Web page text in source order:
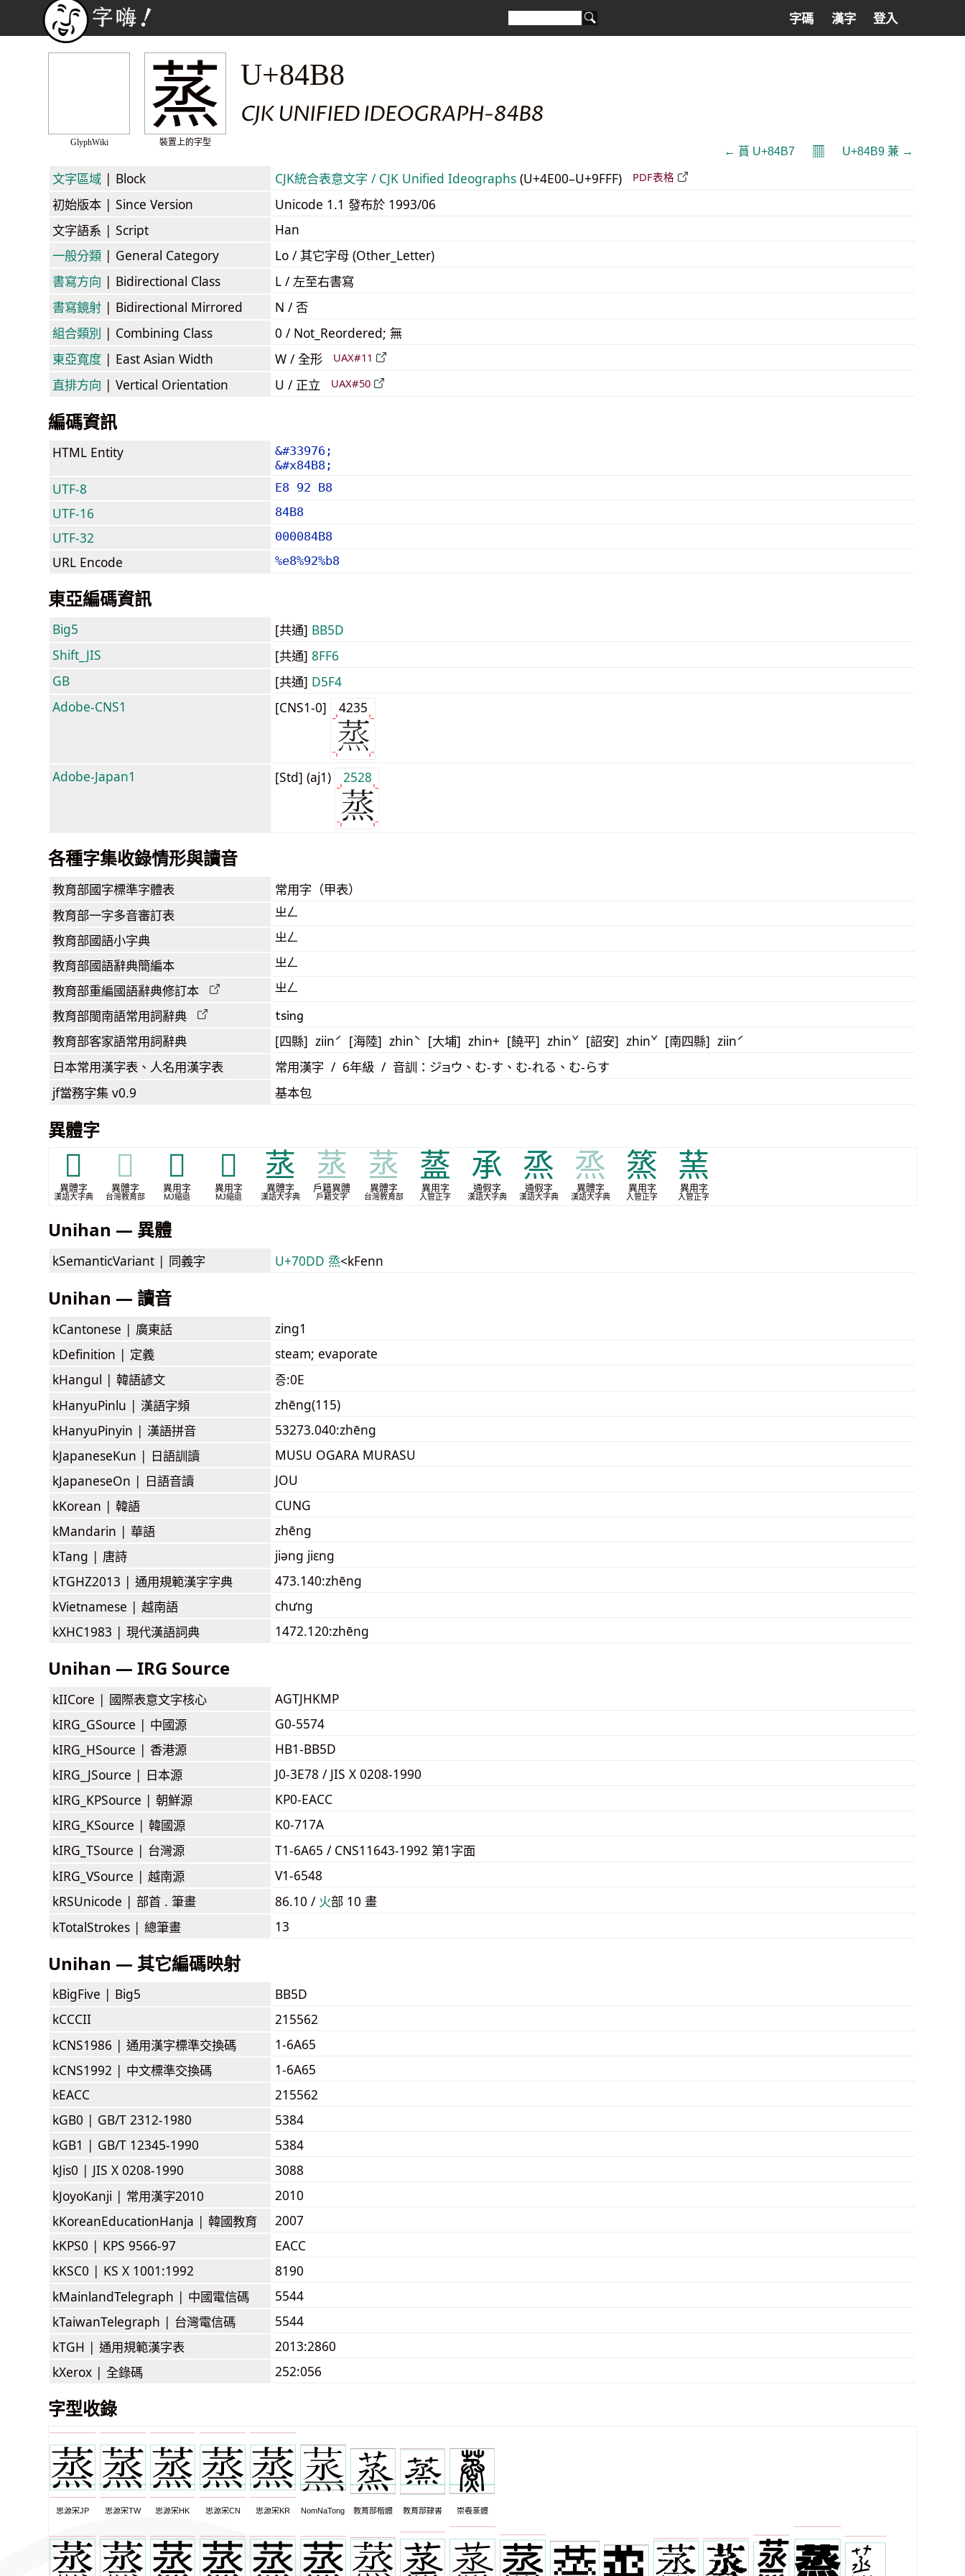
字碼 漢字 登入
GlyphWiki
蒸
裝置上的字型
U+84B8
CJK UNIFIED IDEOGRAPH-84B8
← 蒷 U+84B7 𝄜 U+84B9 蒹 →
文字區域 | Block CJK統合表意文字 / CJK Unified Ideographs (U+4E00–U+9FFF) PDF表格
初始版本 | Since Version
Unicode 1.1 發布於 1993/06
文字語系 | Script
Han
一般分類 | General Category
Lo / 其它字母 (Other_Letter)
書寫方向 | Bidirectional Class
L / 左至右書寫
書寫鏡射 | Bidirectional Mirrored
N / 否
組合類別 | Combining Class
0 / Not_Reordered; 無
東亞寬度 | East Asian Width W / 全形 UAX#11
直排方向 | Vertical Orientation U / 正立 UAX#50
編碼資訊
HTML Entity
&#33976;
&#x84B8;
UTF-8 E8 92 B8
UTF-16 84B8
UTF-32 000084B8
URL Encode %e8%92%b8
東亞編碼資訊
Big5 [共通] BB5D
Shift_JIS
[共通] 8FF6
GB
[共通] D5F4
Adobe-CNS1
[CNS1-0] 4235
Adobe-Japan1 [Std] (aj1) 2528
各種字集收錄情形與讀音
教育部國字標準字體表 常用字（甲表）
教育部一字多音審訂表 ㄓㄥ
教育部國語小字典 ㄓㄥ
教育部國語辭典簡編本 ㄓㄥ
教育部重編國語辭典修訂本 ㄓㄥ
教育部閩南語常用詞辭典 tsing
教育部客家語常用詞辭典 [四縣] ziinˊ [海陸] zhinˋ [大埔] zhin+ [饒平] zhinˇ [詔安] zhinˇ [南四縣] ziinˊ
日本常用漢字表 、人名用漢字表 常用漢字 / 6年級 / 音訓：ジョウ、む-す、む-れる、む-らす
jf當務字集 v0.9 基本包
異體字
𩟘
異體字
漢語大字典
𩟘
異體字
台灣教育部
𮐹
異用字
MJ縮退
𮑶
異用字
MJ縮退
䒱
異體字
漢語大字典
䒱
戶籍異體
戶籍文字
䒱
異體字
台灣教育部
䕄
異用字
入管正字
承
通假字
漢語大字典
烝
通假字
漢語大字典
烝
異體字
漢語大字典
篜
異用字
入管正字
蓔
異用字
入管正字
Unihan — 異體
kSemanticVariant | 同義字 U+70DD 烝<kFenn
Unihan — 讀音
kCantonese | 廣東話
zing1
kDefinition | 定義
steam; evaporate
kHangul | 韓語諺文
증:0E
kHanyuPinlu | 漢語字頻
zhēng(115)
kHanyuPinyin | 漢語拼音
53273.040:zhēng
kJapaneseKun | 日語訓讀
MUSU OGARA MURASU
kJapaneseOn | 日語音讀
JOU
kKorean | 韓語
CUNG
kMandarin | 華語
zhēng
kTang | 唐詩
jiəng jiɛng
kTGHZ2013 | 通用規範漢字字典
473.140:zhēng
kVietnamese | 越南語
chưng
kXHC1983 | 現代漢語詞典 1472.120:zhēng
Unihan — IRG Source
kIICore | 國際表意文字核心
AGTJHKMP
kIRG_GSource | 中國源
G0-5574
kIRG_HSource | 香港源
HB1-BB5D
kIRG_JSource | 日本源
J0-3E78 / JIS X 0208-1990
kIRG_KPSource | 朝鮮源
KP0-EACC
kIRG_KSource | 韓國源
K0-717A
kIRG_TSource | 台灣源
T1-6A65 / CNS11643-1992 第1字面
kIRG_VSource | 越南源
V1-6548
kRSUnicode | 部首 . 筆畫 86.10 / ⽕部 10 畫
kTotalStrokes | 總筆畫 13
Unihan — 其它編碼映射
kBigFive | Big5
BB5D
kCCCII
215562
kCNS1986 | 通用漢字標準交換碼
1-6A65
kCNS1992 | 中文標準交換碼
1-6A65
kEACC
215562
kGB0 | GB/T 2312-1980
5384
kGB1 | GB/T 12345-1990
5384
kJis0 | JIS X 0208-1990
3088
kJoyoKanji | 常用漢字2010
2010
kKoreanEducationHanja | 韓國教育
2007
kKPS0 | KPS 9566-97
EACC
kKSC0 | KS X 1001:1992
8190
kMainlandTelegraph | 中國電信碼
5544
kTaiwanTelegraph | 台灣電信碼
5544
kTGH | 通用規範漢字表
2013:2860
kXerox | 全錄碼 252:056
字型收錄
思源宋JP 思源宋TW 思源宋HK 思源宋CN 思源宋KR NomNaTong 教育部楷體 教育部隸書 崇羲篆體